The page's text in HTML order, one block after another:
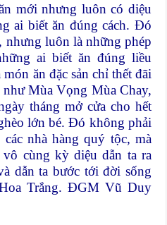
mới nhưng luôn có diệu
ai biết ăn đúng cách. Đó
nhưng luôn là những phép
ai biết ăn đúng liều
ăn đặc sản chỉ thết đãi
Mùa Vọng Mùa Chay,
tháng mở cửa cho hết
lớn bé. Đó không phải
nhà hàng quý tộc, mà
cùng kỳ diệu dẫn ta ra
dẫn ta bước tới đời sống
Trắng. ĐGM Vũ Duy